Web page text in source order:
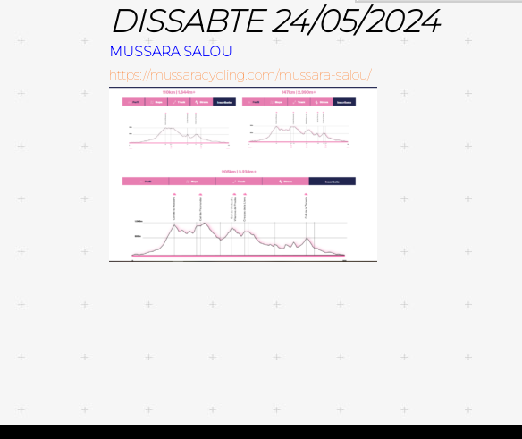
DISSABTE 24/05/2024
MUSSARA SALOU
https://mussaracycling.com/mussara-salou/